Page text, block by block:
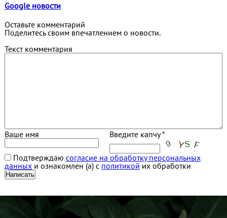
Google новости
Оставьте комментарий
Поделитесь своим впечатлением о новости.
Текст комментария
Ваше имя Введите капчу *
Подтверждаю согласие на обработку персональных
данныхи ознакомлен (а) с политикой их обработки